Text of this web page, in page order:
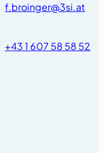
f.broinger@3si.at
+43 1 607 58 58 52